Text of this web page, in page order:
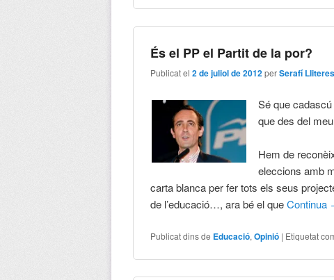
És el PP el Partit de la por?
Publicat el2 de juliol de 2012perSerafí
Sé que
que des del
Hem de
eleccions amb
carta blanca per fer tots els seus
de l’educació…, ara bé el queContinua
Publicat dins de Educació,Opinió | Etiquetat